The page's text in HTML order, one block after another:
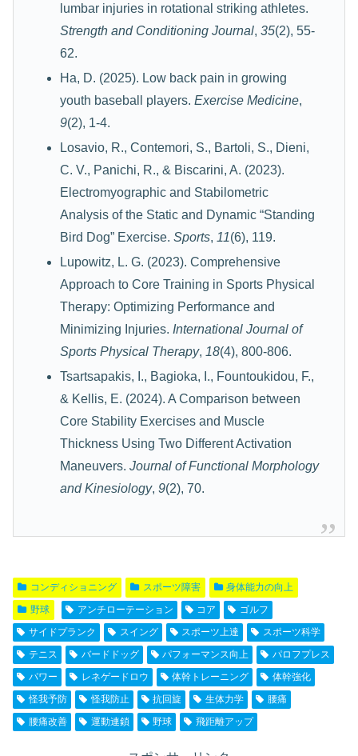
lumbar injuries in rotational striking athletes.
Strength and Conditioning Journal, 35(2), 55-
62.
Ha, D. (2025). Low back pain in growing
youth baseball players. Exercise Medicine,
9(2), 1-4.
Losavio, R., Contemori, S., Bartoli, S., Dieni,
C. V., Panichi, R., & Biscarini, A. (2023).
Electromyographic and Stabilometric
Analysis of the Static and Dynamic “Standing
Bird Dog” Exercise. Sports, 11(6), 119.
Lupowitz, L. G. (2023). Comprehensive
Approach to Core Training in Sports Physical
Therapy: Optimizing Performance and
Minimizing Injuries. International Journal of
Sports Physical Therapy, 18(4), 800-806.
Tsartsapakis, I., Bagioka, I., Fountoukidou, F.,
& Kellis, E. (2024). A Comparison between
Core Stability Exercises and Muscle
Thickness Using Two Different Activation
Maneuvers. Journal of Functional Morphology
and Kinesiology, 9(2), 70.
コンディショニング スポーツ障害
身体能力の向上
野球
アンチローテーション コア
ゴルフ
サイドプランク
スイング スポーツ上達
スポーツ科学
テニス
バードドッグ パフォーマンス向上
パロフプレス
パワー
レネゲードロウ 体幹トレーニング
体幹強化
怪我予防
怪我防止 抗回旋 生体力学
腰痛
腰痛改善
運動連鎖 野球 飛距離アップ